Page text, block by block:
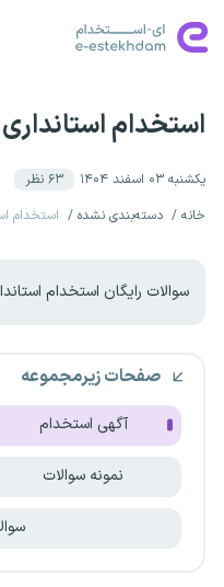
استخدام
یکشنبه ۰۳ اسفند ۱۴۰۴ ۶۳ نظر
خانه
دسته‌بندی نشده استخدام
سوالات رایگان استخدام
صفحات زیرمجموعه
آگهی استخدام
نمونه سوالات